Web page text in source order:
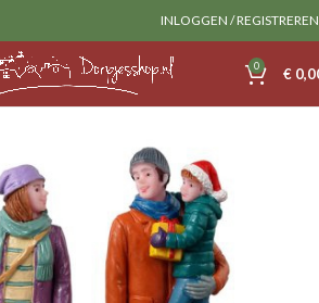
INLOGGEN / REGISTREREN
0 €